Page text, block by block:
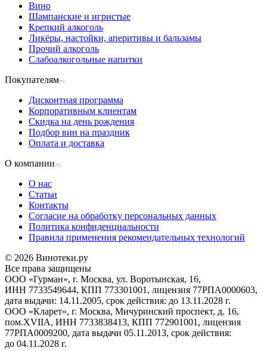
Вино
Шампанские и игристые
Крепкий алкоголь
Ликёры, настойки, аперитивы и бальзамы
Прочий алкоголь
Слабоалкогольные напитки
Покупателям
Дисконтная программа
Корпоративным клиентам
Скидка на день рождения
Подбор вин на праздник
Оплата и доставка
О компании
О нас
Статьи
Контакты
Согласие на обработку персональных данных
Политика конфиденциальности
Правила применения рекомендательных технологий
© 2026 Винотеки.ру
Все права защищены
ООО «Гурман», г. Москва, ул. Воротынская, 16,
ИНН 7733549644, КПП 773301001, лицензия 77РПА0000603,
дата выдачи: 14.11.2005, срок действия: до 13.11.2028 г.
ООО «Кларет», г. Москва, Мичуринский проспект, д. 16,
пом.XVIIA, ИНН 7733838413, КПП 772901001, лицензия
77РПА0009200, дата выдачи 05.11.2013, срок действия:
до 04.11.2028 г.